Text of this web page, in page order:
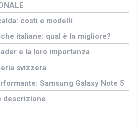
costi e modelli
italiane: qual è la migliore?
e la loro importanza
svizzera
Samsung Galaxy Note 5
descrizione